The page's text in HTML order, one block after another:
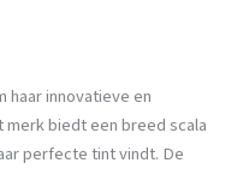
haar innovatieve en
biedt een breed scala
perfecte tint vindt. De